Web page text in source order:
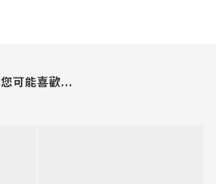
您可能喜歡...